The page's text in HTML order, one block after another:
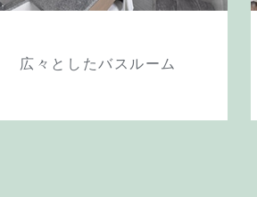
広々としたバスルーム